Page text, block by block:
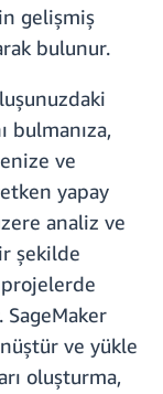
gelişmiş
bulunur.
bulmanıza,
ve
yapay
analiz ve
şekilde
SageMaker
ve yükle
oluşturma,